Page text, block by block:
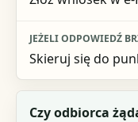
Skieruj się do
Czy odbiorca